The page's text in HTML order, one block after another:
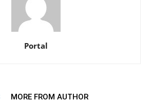
Portal
MORE FROM AUTHOR